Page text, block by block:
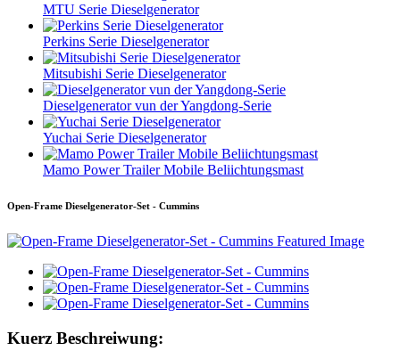
MTU Serie Dieselgenerator
Perkins Serie Dieselgenerator
Mitsubishi Serie Dieselgenerator
Dieselgenerator vun der Yangdong-Serie
Yuchai Serie Dieselgenerator
Mamo Power Trailer Mobile Beliichtungsmast
Open-Frame Dieselgenerator-Set - Cummins
Kuerz Beschreiwung: